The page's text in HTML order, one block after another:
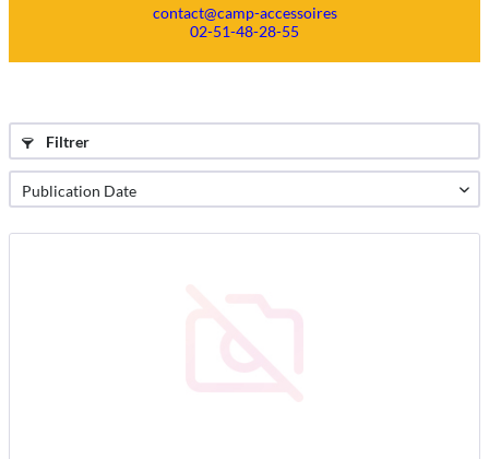
contact@camp-accessoires
02-51-48-28-55
Filtrer